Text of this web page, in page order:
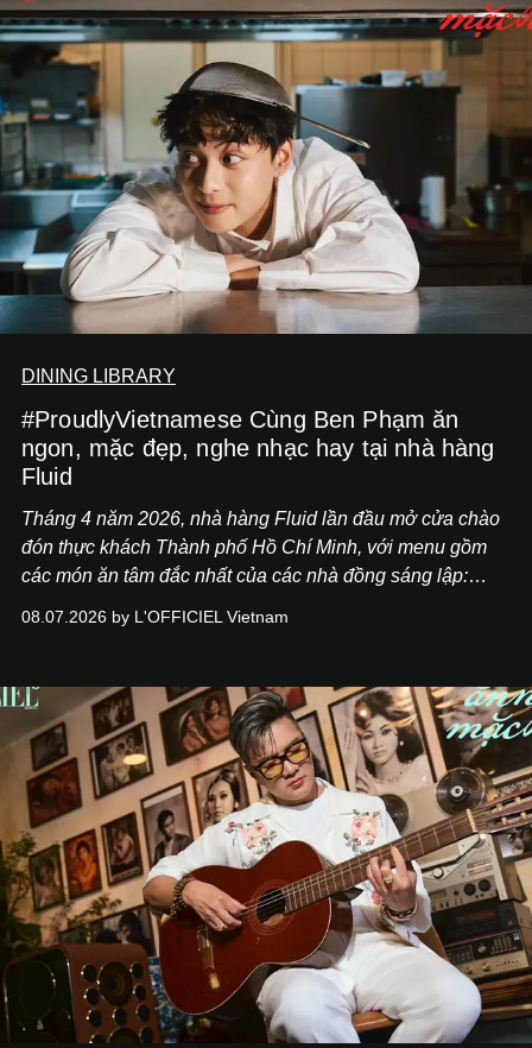
DINING LIBRARY
#ProudlyVietnamese Cùng Ben Phạm ăn
ngon, mặc đẹp, nghe nhạc hay tại nhà hàng
Fluid
Tháng 4 năm 2026, nhà hàng Fluid lần đầu mở cửa chào
đón thực khách Thành phố Hồ Chí Minh, với menu gồm
các món ăn tâm đắc nhất của các nhà đồng sáng lập:
món ăn đa dạng từ Á đến Âu nhanh chóng được yêu thích
mang đến niềm vui cho thực khách.
08.07.2026 by L'OFFICIEL Vietnam